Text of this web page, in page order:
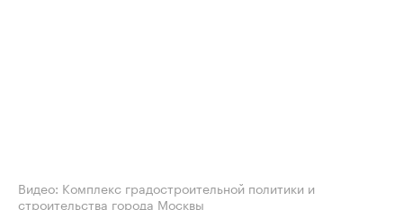
Видео: Комплекс градостроительной политики и
строительства города Москвы